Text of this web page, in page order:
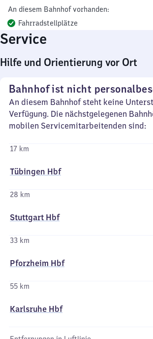
An diesem Bahnhof vorhanden:
Fahrradstellplätze
Service
Hilfe und Orientierung vor Ort
Bahnhof ist nicht
An diesem Bahnhof steht keine
Verfügung. Die nächstgelegenen
mobilen Servicemitarbeitenden sind:
17 km
Tübingen Hbf
28 km
Stuttgart Hbf
33 km
Pforzheim Hbf
55 km
Karlsruhe Hbf